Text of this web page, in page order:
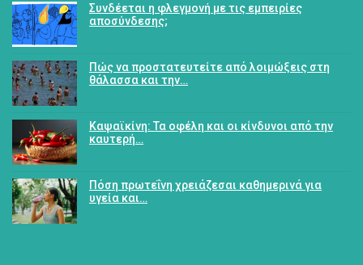
Συνδέεται η φλεγμονή με τις εμπειρίες
αποσύνδεσης;
Πώς να προστατευτείτε από λοιμώξεις στη
θάλασσα και την…
Καψαϊκίνη: Τα οφέλη και οι κίνδυνοι από την
καυτερή…
Πόση πρωτεΐνη χρειάζεσαι καθημερινά για
υγεία και…